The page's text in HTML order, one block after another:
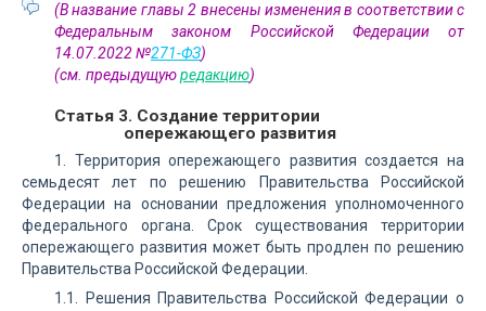
(В название главы 2 внесены изменения в соответствии с
Федеральным законом Российской Федерации от
14.07.2022 №271-ФЗ)
(см. предыдущуюредакцию)
Статья 3. Создание территории
опережающего развития
1. Территория опережающего развития создается на
семьдесят лет по решению Правительства Российской
Федерации на основании предложения уполномоченного
федерального органа. Срок существования территории
опережающего развития может быть продлен по решению
Правительства Российской Федерации.
1.1. Решения Правительства Российской Федерации о